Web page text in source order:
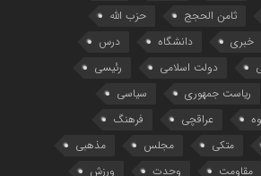
ثامن الحجج
حزب الله
خبری دانشگاه
درس
دولت اسلامی
رئیسی
ریاست جمهوری
سیاسی
عراقچی
فرهنگ
متکی مجلس
مذهبی
مقاومت وحدت ورزش